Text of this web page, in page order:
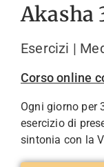
Akasha
Esercizi |
Corso online
Ogni giorno per
esercizio di
sintonia con la